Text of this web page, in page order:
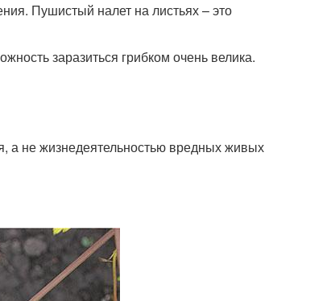
Пушистый налет на листьях – это
заразиться грибком очень велика.
а не жизнедеятельностью вредных живых